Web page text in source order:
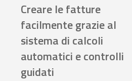
Creare le fatture
facilmente grazie al
sistema di calcoli
automatici e controlli
guidati